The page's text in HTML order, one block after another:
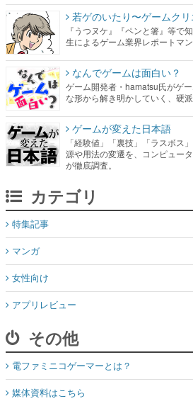
若ゲのいたり〜ゲームク
『うつヌケ』『ペンと箸』等で
生によるゲーム業界レポートマン
なんでゲームは面白い？
ゲーム開発者・hamatsu氏がゲ
な形から解き明かしていく、硬
ゲームが変えた日本語
「経験値」「裏技」「ラスボス
源や用法の変遷を、コンピュー
が徹底調査。
カテゴリ
特集記事
マンガ
女性向け
アプリレビュー
その他
電ファミニコゲーマーとは？
媒体資料はこちら